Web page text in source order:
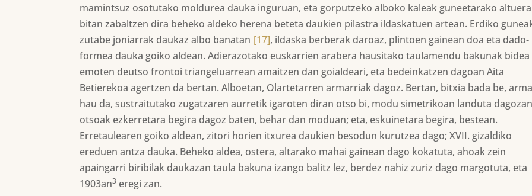
mamintsuz osotutako moldurea dauka inguruan, eta gorputzeko alboko kaleak guneetarako altuera
bitan zabaltzen dira beheko aldeko herena beteta daukien pilastra ildaskatuen artean. Erdiko
zutabe joniarrak daukaz albo banatan [17], ildaska berberak daroaz, plintoen gainean doa eta dado-
formea dauka goiko aldean. Adierazotako euskarrien arabera hausitako taulamendu bakunak bidea
emoten deutso frontoi triangeluarrean amaitzen dan goialdeari, eta bedeinkatzen dagoan Aita
Betierekoa agertzen da bertan. Alboetan, Olartetarren armarriak dagoz. Bertan, bitxia bada be,
hau da, sustraitutako zugatzaren aurretik igaroten diran otso bi, modu simetrikoan landuta
otsoak ezkerretara begira dagoz baten, behar dan moduan; eta, eskuinetara begira, bestean.
Erretaulearen goiko aldean, zitori horien itxurea daukien besodun kurutzea dago; XVII. gizaldiko
ereduen antza dauka. Beheko aldea, ostera, altarako mahai gainean dago kokatuta, ahoak zein
apaingarri biribilak daukazan taula bakuna izango balitz lez, berdez nahiz zuriz dago margotuta, eta
1903an3 eregi zan.